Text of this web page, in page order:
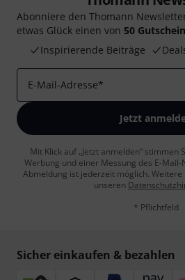
Abonniere den Thomann
etwas Glück einen von 50
Inspirierende Beiträge
E-Mail-Adresse*
Jetzt
Mit Klick auf „Jetzt anmelden“ stimmen
Werbung und einer Messung des E-
Abmeldung ist jederzeit möglich.
unseren
* Pflichtfeld
Sicher einkaufen & bezahlen